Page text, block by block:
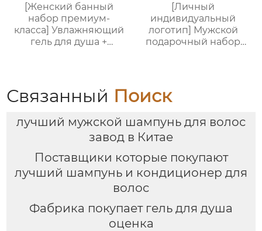
[Женский банный
набор премиум-
класса] Увлажняющий
гель для душа +
подарочная коробка,
праздничный
нанесения логотипа
[Личный
индивидуальный
логотип] Мужской
подарочный набор
бороды + бальзам для
коробка для деловых
поездок, подарок на
праздник
Связанный Поиск
лучший мужской шампунь для волос
завод в Китае
Поставщики которые покупают
лучший шампунь и кондиционер для
волос
Фабрика покупает гель для душа
оценка